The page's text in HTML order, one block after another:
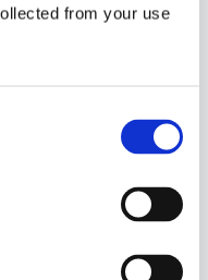
from your use